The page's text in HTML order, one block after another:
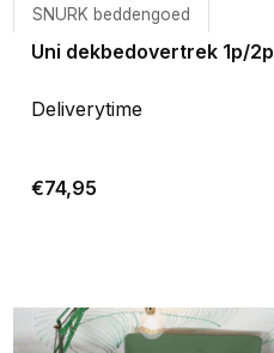
SNURK beddengoed
Uni dekbedovertrek 1p/2p
Deliverytime
€74,95